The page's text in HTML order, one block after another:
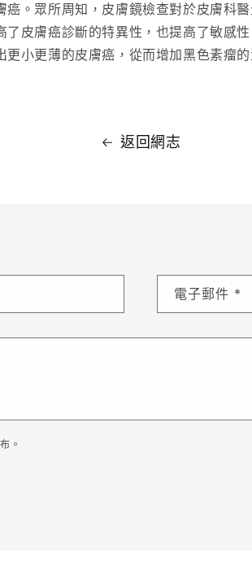
癌。眾所周知，皮膚鏡檢查對於皮膚科
了皮膚癌診斷的特異性，也提高了敏感
更小更薄的皮膚癌，從而增加黑色素瘤
返回網志
電子郵件 *
。